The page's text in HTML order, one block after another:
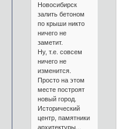
Новосибирск
залить бетоном
по крыши никто
ничего не
заметит.
Ну, т.е. совсем
ничего не
изменится.
Просто на этом
месте построят
новый город.
Исторический
центр, памятники
архитектуры...